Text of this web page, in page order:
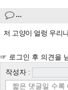
...
저 고양이 얼렁 우리
☞ 로그인 후 의견을
작성자 :